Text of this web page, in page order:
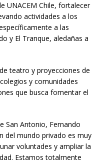
UNACEM Chile, fortalecer
actividades a los
a las
y El Tranque, aledañas a
teatro y proyecciones de
y comunidades
que busca fomentar el
San Antonio, Fernando
del mundo privado es muy
voluntades y ampliar la
Estamos totalmente